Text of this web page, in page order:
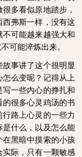
多看似原地踏步，
弗斯一样，没有这
可能越来越强大和
可能淬炼出来。
事讲了这个很明显
么变呢？记得从上
一些内心的挣扎和
很多心灵鸡汤的书
路上心灵的一些力
什么，以及怎么能
黑暗中摸索的小孩
际，只有一颗敏感